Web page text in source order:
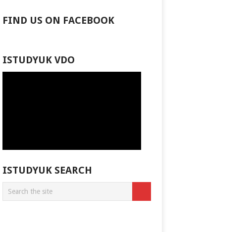
FIND US ON FACEBOOK
ISTUDYUK VDO
ISTUDYUK SEARCH